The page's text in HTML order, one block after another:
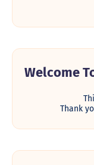
Welcome
Thank